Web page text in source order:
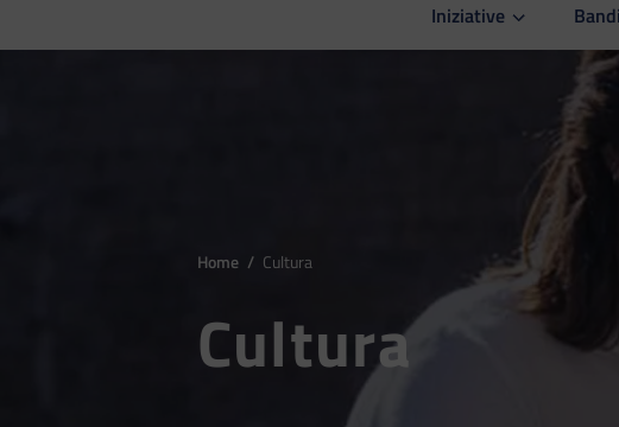
Iniziative
Apri Iniziative Bandi
Home / Cultura
Cultura